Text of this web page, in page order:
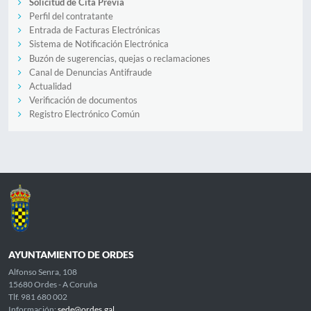
Perfil del contratante
Entrada de Facturas Electrónicas
Sistema de Notificación Electrónica
Buzón de sugerencias, quejas o reclamaciones
Canal de Denuncias Antifraude
Actualidad
Verificación de documentos
Registro Electrónico Común
AYUNTAMIENTO DE ORDES
Alfonso Senra, 108
15680 Ordes - A Coruña
Tlf. 981 680 002